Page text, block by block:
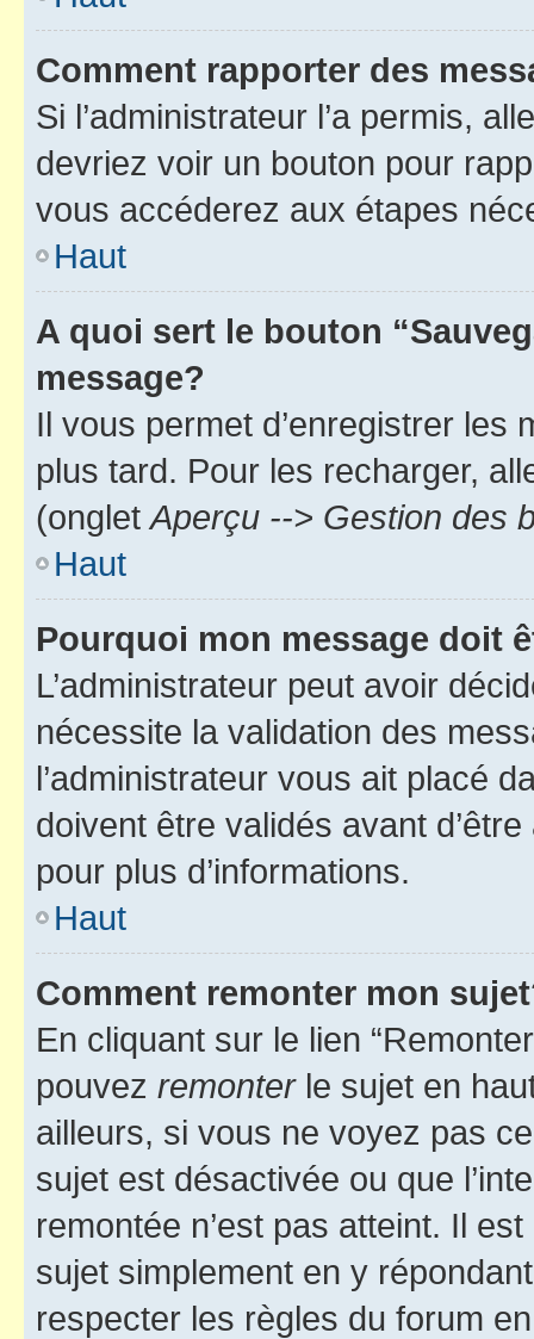
Comment rapporter des
Si l’administrateur l’a permis,
devriez voir un bouton pour
vous accéderez aux étapes
Haut
A quoi sert le bouton
message?
Il vous permet d’enregistrer
plus tard. Pour les recharger,
(ongletAperçu --> Gestion des
Haut
Pourquoi mon message doit
L’administrateur peut avoir
nécessite la validation des
l’administrateur vous ait placé
doivent être validés avant
pour plus d’informations.
Haut
Comment remonter mon
En cliquant sur le lien
pouvez remonterle sujet en
ailleurs, si vous ne voyez pas
sujet est désactivée ou que
remontée n’est pas atteint. Il
sujet simplement en y
respecter les règles du forum